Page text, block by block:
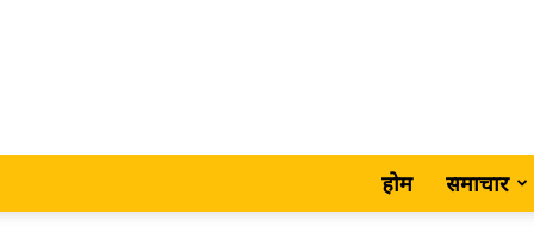
होम समाचार